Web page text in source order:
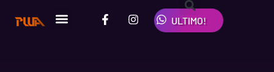
contenido
ULTIMO!
F
a
I
n
W
h
a